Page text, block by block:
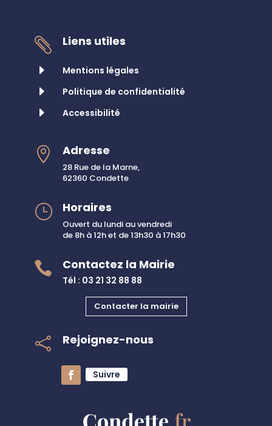

Liens utiles
E
Mentions légales
E Politique de confidentialité
E Accessibilité
 Adresse
28 Rue de la Marne,
62360 Condette
} Horaires
Ouvert du lundi au vendredi
de 8h à 12h et de 13h30 à 17h30
 Contactez la Mairie
Tél : 03 21 32 88 88
Contacter la mairie
 Rejoignez-nous
Suivre